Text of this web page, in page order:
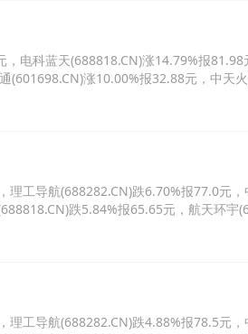
电科蓝天(688818.CN)涨14.79%报81.98
涨10.00%报32.88元，中天
工导航(688282.CN)跌6.70%报77.0元，
跌5.84%报65.65元，航天环宇
工导航(688282.CN)跌4.88%报78.5元，